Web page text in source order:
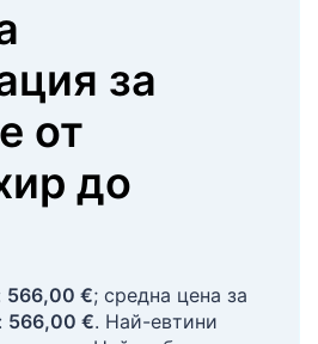
за
от
до
566,00 €; средна цена за
566,00 €. Най-евтини